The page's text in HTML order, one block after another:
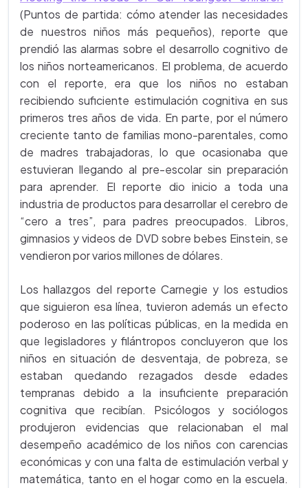
(Puntos de partida: cómo atender las necesidades
de nuestros niños más pequeños), reporte que
prendió las alarmas sobre el desarrollo cognitivo de
los niños norteamericanos. El problema, de acuerdo
con el reporte, era que los niños no estaban
recibiendo suficiente estimulación cognitiva en sus
primeros tres años de vida. En parte, por el número
creciente tanto de familias mono-parentales, como
de madres trabajadoras, lo que ocasionaba que
estuvieran llegando al pre-escolar sin preparación
para aprender. El reporte dio inicio a toda una
industria de productos para desarrollar el cerebro de
“cero a tres”, para padres preocupados. Libros,
gimnasios y videos de DVD sobre bebes Einstein, se
vendieron por varios millones de dólares.
Los hallazgos del reporte Carnegie y los estudios
que siguieron esa línea, tuvieron además un efecto
poderoso en las políticas públicas, en la medida en
que legisladores y filántropos concluyeron que los
niños en situación de desventaja, de pobreza, se
estaban quedando rezagados desde edades
tempranas debido a la insuficiente preparación
cognitiva que recibían. Psicólogos y sociólogos
produjeron evidencias que relacionaban el mal
desempeño académico de los niños con carencias
económicas y con una falta de estimulación verbal y
matemática, tanto en el hogar como en la escuela.